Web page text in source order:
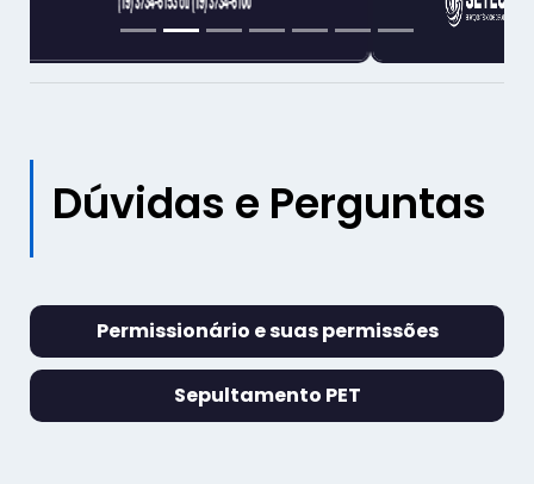
Dúvidas e Perguntas
Permissionário e suas permissões
Sepultamento PET